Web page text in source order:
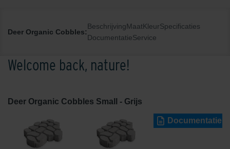
Deer Organic Cobbles:
BeschrijvingMaatKleurSpecificaties
DocumentatieService
Welcome back, nature!
Deer Organic Cobbles Small - Grijs
Documentatie